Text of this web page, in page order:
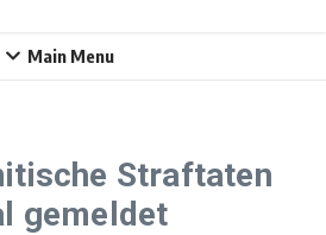
Main Menu
Straftaten
gemeldet